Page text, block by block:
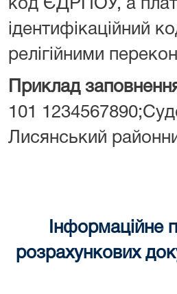
код ЄДРПОУ, а
ідентифікаційний
релігійними
Приклад
101
Лисянський
розрахункових